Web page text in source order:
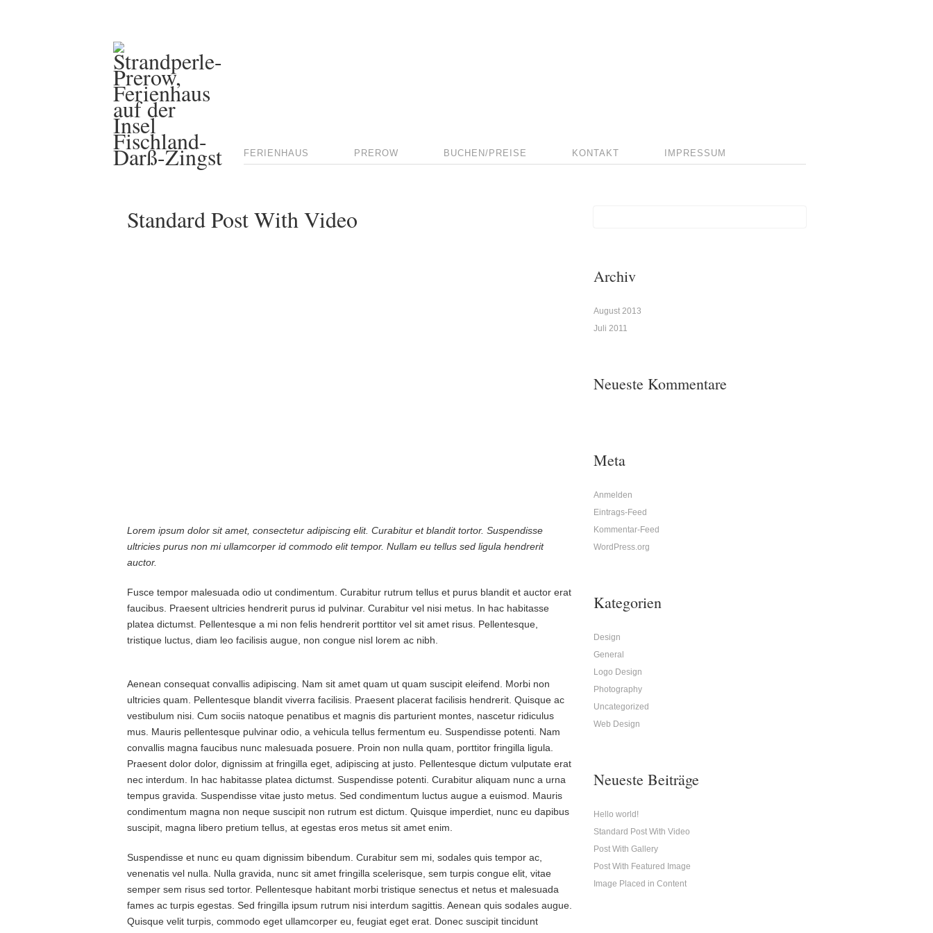
FERIENHAUS PREROW BUCHEN/PREISE KONTAKT IMPRESSUM
Standard Post With Video
Lorem ipsum dolor sit amet, consectetur adipiscing elit. Curabitur et blandit tortor. Suspendisse
ultricies purus non mi ullamcorper id commodo elit tempor. Nullam eu tellus sed ligula hendrerit
auctor.
Fusce tempor malesuada odio ut condimentum. Curabitur rutrum tellus et purus blandit et auctor erat
faucibus. Praesent ultricies hendrerit purus id pulvinar. Curabitur vel nisi metus. In hac habitasse
platea dictumst. Pellentesque a mi non felis hendrerit porttitor vel sit amet risus. Pellentesque,
tristique luctus, diam leo facilisis augue, non congue nisl lorem ac nibh.
Aenean consequat convallis adipiscing. Nam sit amet quam ut quam suscipit eleifend. Morbi non
ultricies quam. Pellentesque blandit viverra facilisis. Praesent placerat facilisis hendrerit. Quisque ac
vestibulum nisi. Cum sociis natoque penatibus et magnis dis parturient montes, nascetur ridiculus
mus. Mauris pellentesque pulvinar odio, a vehicula tellus fermentum eu. Suspendisse potenti. Nam
convallis magna faucibus nunc malesuada posuere. Proin non nulla quam, porttitor fringilla ligula.
Praesent dolor dolor, dignissim at fringilla eget, adipiscing at justo. Pellentesque dictum vulputate erat
nec interdum. In hac habitasse platea dictumst. Suspendisse potenti. Curabitur aliquam nunc a urna
tempus gravida. Suspendisse vitae justo metus. Sed condimentum luctus augue a euismod. Mauris
condimentum magna non neque suscipit non rutrum est dictum. Quisque imperdiet, nunc eu dapibus
suscipit, magna libero pretium tellus, at egestas eros metus sit amet enim.
Suspendisse et nunc eu quam dignissim bibendum. Curabitur sem mi, sodales quis tempor ac,
venenatis vel nulla. Nulla gravida, nunc sit amet fringilla scelerisque, sem turpis congue elit, vitae
semper sem risus sed tortor. Pellentesque habitant morbi tristique senectus et netus et malesuada
fames ac turpis egestas. Sed fringilla ipsum rutrum nisi interdum sagittis. Aenean quis sodales augue.
Quisque velit turpis, commodo eget ullamcorper eu, feugiat eget erat. Donec suscipit tincidunt
Archiv
August 2013
Juli 2011
Neueste Kommentare
Meta
Anmelden
Eintrags-Feed
Kommentar-Feed
WordPress.org
Kategorien
Design
General
Logo Design
Photography
Uncategorized
Web Design
Neueste Beiträge
Hello world!
Standard Post With Video
Post With Gallery
Post With Featured Image
Image Placed in Content